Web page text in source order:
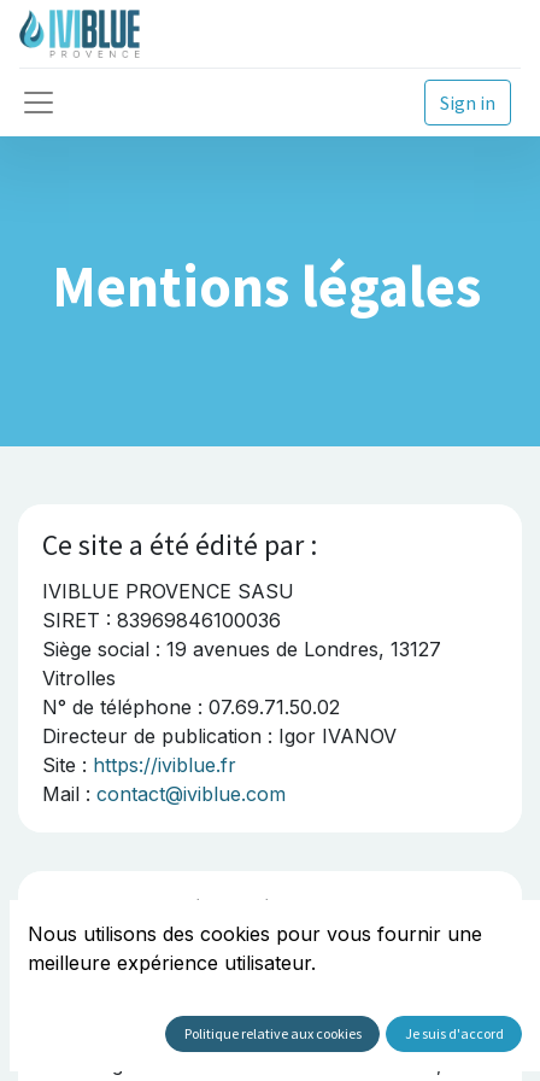
Sign in
Mentions légales
Ce site a été édité par :
IVIBLUE PROVENCE SASU
SIRET : 83969846100036
Siège social : 19 avenues de Londres, 13127
Vitrolles
N° de téléphone : 07.69.71.50.02
Directeur de publication : Igor IVANOV
Site : https://iviblue.fr
Mail : contact@iviblue.com
Ce site est hébergé par :
ODOO SA
1367 Grand-Rosière – Belgique
Nous utilisons des cookies pour vous fournir une
meilleure expérience utilisateur.
Politique relative aux cookies Je suis d'accord